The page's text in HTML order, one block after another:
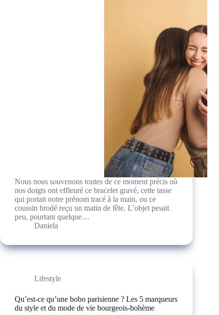
Nous nous souvenons toutes de ce moment précis où
nos doigts ont effleuré ce bracelet gravé, cette tasse
qui portait notre prénom tracé à la main, ou ce
coussin brodé reçu un matin de fête. L’objet pesait
peu, pourtant quelque…
Daniela
Lifestyle
Qu’est-ce qu’une bobo parisienne ? Les 5 marqueurs
du style et du mode de vie bourgeois-bohème